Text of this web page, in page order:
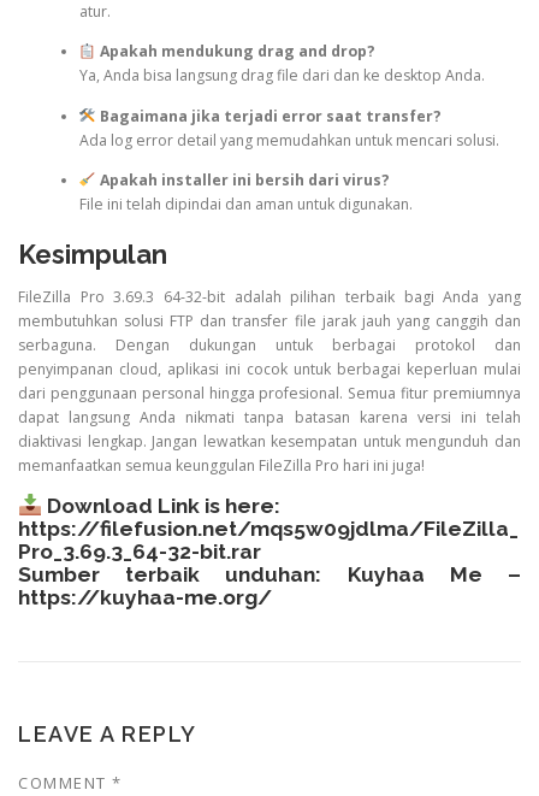
atur.
Apakah mendukung drag and drop?
Ya, Anda bisa langsung drag file dari dan ke desktop Anda.
Bagaimana jika terjadi error saat transfer?
Ada log error detail yang memudahkan untuk mencari solusi.
Apakah installer ini bersih dari virus?
File ini telah dipindai dan aman untuk digunakan.
Kesimpulan
FileZilla Pro 3.69.3 64-32-bit adalah pilihan terbaik bagi Anda yang
membutuhkan solusi FTP dan transfer file jarak jauh yang canggih dan
serbaguna. Dengan dukungan untuk berbagai protokol dan
penyimpanan cloud, aplikasi ini cocok untuk berbagai keperluan mulai
dari penggunaan personal hingga profesional. Semua fitur premiumnya
dapat langsung Anda nikmati tanpa batasan karena versi ini telah
diaktivasi lengkap. Jangan lewatkan kesempatan untuk mengunduh dan
memanfaatkan semua keunggulan FileZilla Pro hari ini juga!
Download Link is here:
https://filefusion.net/mqs5w09jdlma/FileZilla_
Pro_3.69.3_64-32-bit.rar
Sumber terbaik unduhan: Kuyhaa Me –
https://kuyhaa-me.org/
LEAVE A REPLY
COMMENT *